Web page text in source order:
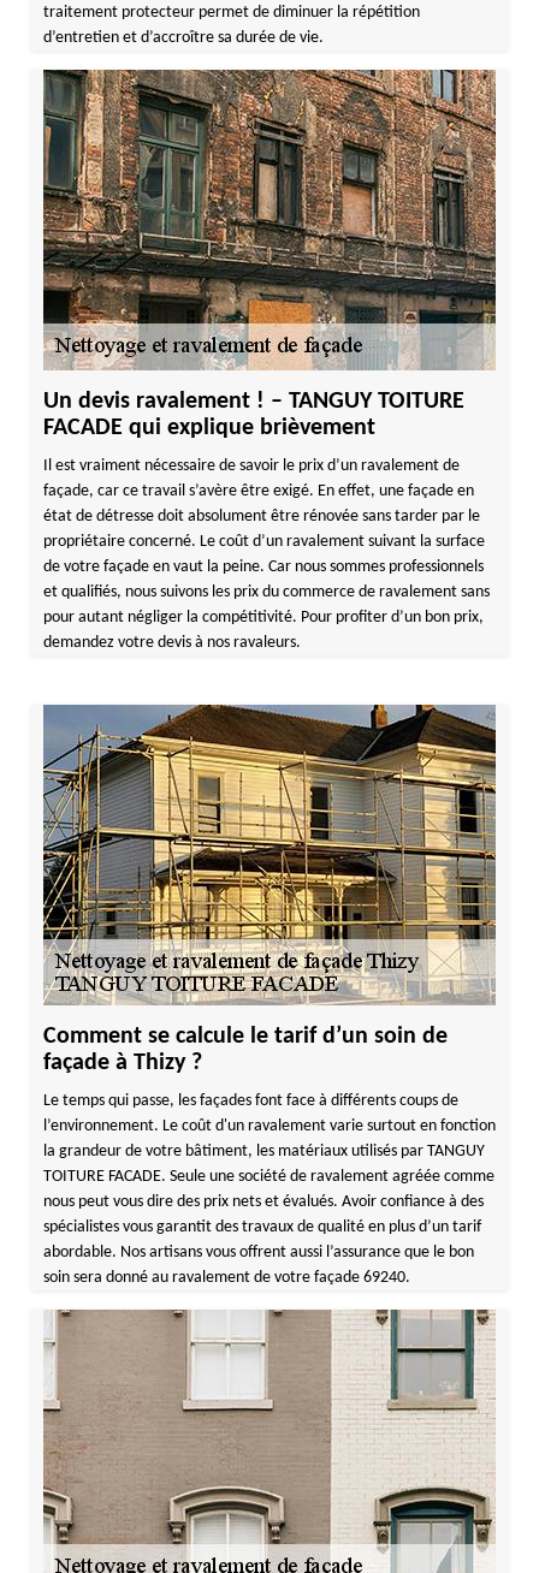
traitement protecteur permet de diminuer la répétition
d’entretien et d’accroître sa durée de vie.
Un devis ravalement ! – TANGUY TOITURE
FACADE qui explique brièvement
Il est vraiment nécessaire de savoir le prix d’un ravalement de
façade, car ce travail s’avère être exigé. En effet, une façade en
état de détresse doit absolument être rénovée sans tarder par le
propriétaire concerné. Le coût d’un ravalement suivant la surface
de votre façade en vaut la peine. Car nous sommes professionnels
et qualifiés, nous suivons les prix du commerce de ravalement sans
pour autant négliger la compétitivité. Pour profiter d’un bon prix,
demandez votre devis à nos ravaleurs.
Comment se calcule le tarif d’un soin de
façade à Thizy ?
Le temps qui passe, les façades font face à différents coups de
l’environnement. Le coût d'un ravalement varie surtout en fonction
la grandeur de votre bâtiment, les matériaux utilisés par TANGUY
TOITURE FACADE. Seule une société de ravalement agréée comme
nous peut vous dire des prix nets et évalués. Avoir confiance à des
spécialistes vous garantit des travaux de qualité en plus d’un tarif
abordable. Nos artisans vous offrent aussi l’assurance que le bon
soin sera donné au ravalement de votre façade 69240.